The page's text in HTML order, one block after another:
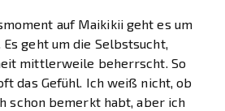
auf Maikikii geht es um
geht um die Selbstsucht,
mittlerweile beherrscht. So
das Gefühl. Ich weiß nicht, ob
schon bemerkt habt, aber ich